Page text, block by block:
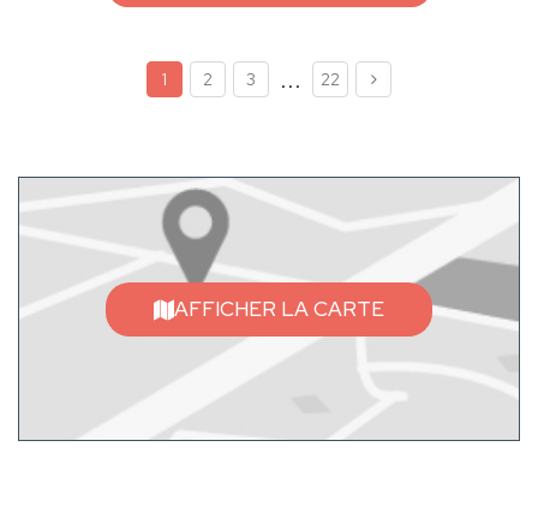
1 2 3 ... 22
AFFICHER LA CARTE